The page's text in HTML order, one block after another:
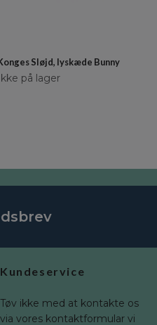
Sløjd, lyskæde Bunny
på lager
Kundeservice
Tøv ikke med at kontakte os
via vores kontaktformular vi